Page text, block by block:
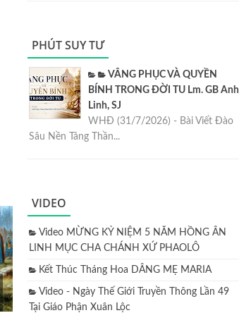
PHÚT SUY TƯ
VÂNG PHỤC VÀ QUYỀN
BÍNH TRONG ĐỜI TU Lm. GB Anh
Linh, SJ
WHĐ (31/7/2026) - Bài Viết Đào
Sâu Nền Tảng Thần...
VIDEO
Video MỪNG KỶ NIỆM 5 NĂM HỒNG ÂN
LINH MỤC CHA CHÁNH XỨ PHAOLÔ
Kết Thúc Tháng Hoa DÂNG MẸ MARIA
Video - Ngày Thế Giới Truyền Thông Lần 49
Tại Giáo Phận Xuân Lộc